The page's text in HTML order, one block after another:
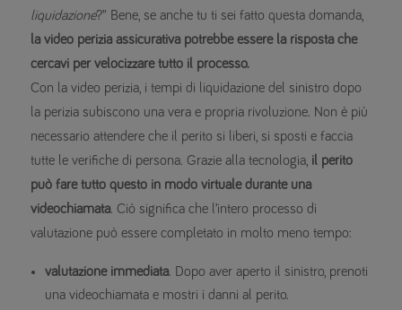
liquidazione?” Bene, se anche tu ti sei fatto questa domanda,
la video perizia assicurativa potrebbe essere la risposta che
cercavi per velocizzare tutto il processo.
Con la video perizia, i tempi di liquidazione del sinistro dopo
la perizia subiscono una vera e propria rivoluzione. Non è più
necessario attendere che il perito si liberi, si sposti e faccia
tutte le verifiche di persona. Grazie alla tecnologia, il perito
può fare tutto questo in modo virtuale durante una
videochiamata. Ciò significa che l’intero processo di
valutazione può essere completato in molto meno tempo:
valutazione immediata. Dopo aver aperto il sinistro, prenoti
una videochiamata e mostri i danni al perito.